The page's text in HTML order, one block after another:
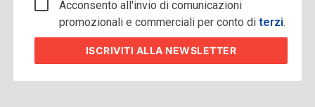
Acconsento all'invio di comunicazioni
promozionali e commerciali per conto diterzi.
ISCRIVITI ALLA NEWSLETTER